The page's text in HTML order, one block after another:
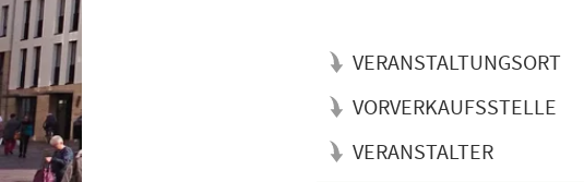
VERANSTALTUNGSORT
VORVERKAUFSSTELLE
VERANSTALTER